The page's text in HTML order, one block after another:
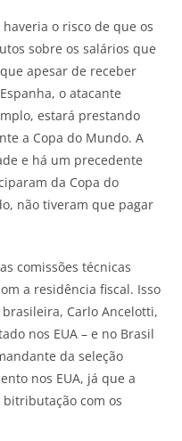
o risco de que os
sobre os salários que
apesar de receber
o atacante
estará prestando
a Copa do Mundo. A
e há um precedente
da Copa do
não tiveram que pagar
comissões técnicas
a residência fiscal. Isso
Carlo Ancelotti,
nos EUA – e no Brasil
da seleção
nos EUA, já que a
com os